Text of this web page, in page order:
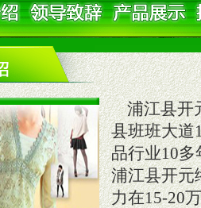
浦江县开
县班班大道
品行业10
浦江县开元
力在15-20